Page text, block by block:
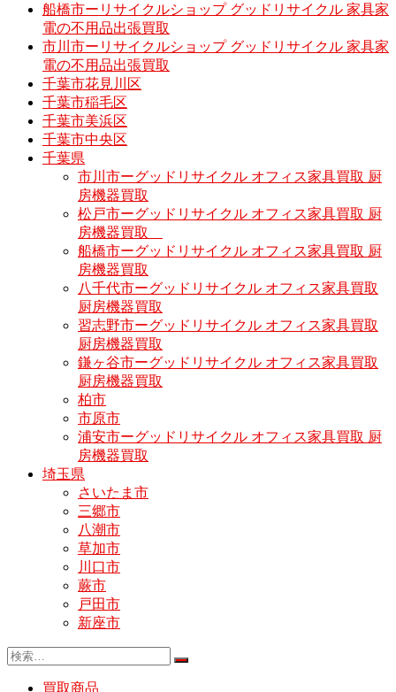
船橋市ーリサイクルショップ グッドリサイクル 家具家
電の不用品出張買取
市川市ーリサイクルショップ グッドリサイクル 家具家
電の不用品出張買取
千葉市花見川区
千葉市稲毛区
千葉市美浜区
千葉市中央区
千葉県
市川市ーグッドリサイクル オフィス家具買取 厨
房機器買取
松戸市ーグッドリサイクル オフィス家具買取 厨
房機器買取
船橋市ーグッドリサイクル オフィス家具買取 厨
房機器買取
八千代市ーグッドリサイクル オフィス家具買取
厨房機器買取
習志野市ーグッドリサイクル オフィス家具買取
厨房機器買取
鎌ヶ谷市ーグッドリサイクル オフィス家具買取
厨房機器買取
柏市
市原市
浦安市ーグッドリサイクル オフィス家具買取 厨
房機器買取
埼玉県
さいたま市
三郷市
八潮市
草加市
川口市
蕨市
戸田市
新座市
買取商品